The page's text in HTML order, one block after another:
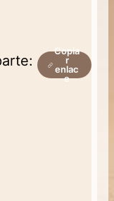
Copia
r
enlac
e